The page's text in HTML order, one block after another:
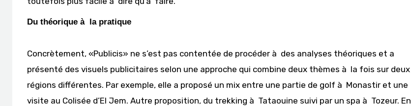
Du théorique à la pratique
Concrètement, «Publicis» ne s’est pas contentée de procéder à des analyses théoriques et a
présenté des visuels publicitaires selon une approche qui combine deux thèmes à la fois sur deux
régions différentes. Par exemple, elle a proposé un mix entre une partie de golf à Monastir et une
visite au Colisée d’El Jem. Autre proposition, du trekking à Tataouine suivi par un spa à Tozeur. En